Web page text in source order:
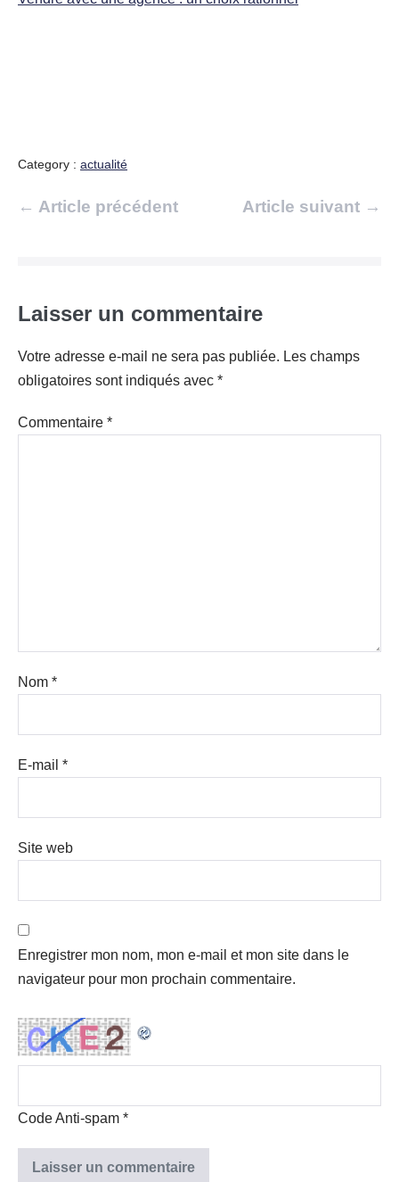
Category : actualité
Navigation
← Article précédent Article suivant →
Laisser un commentaire
Votre adresse e-mail ne sera pas publiée. Les champs
obligatoires sont indiqués avec *
Commentaire *
Nom *
E-mail *
Site web
Enregistrer mon nom, mon e-mail et mon site dans le
navigateur pour mon prochain commentaire.
Code Anti-spam *